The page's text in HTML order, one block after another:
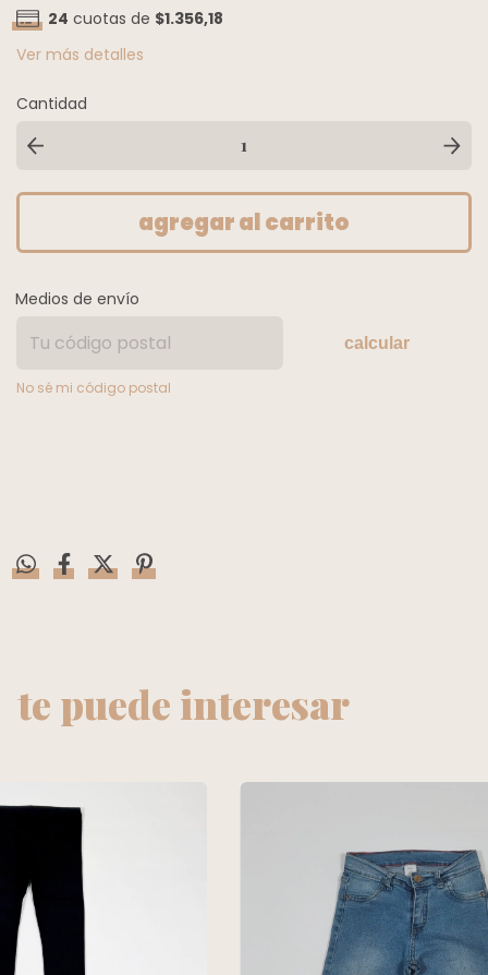
24 cuotas de $1.356,18
Ver más detalles
Cantidad
Medios de envío
calcular
No sé mi código postal
te puede interesar